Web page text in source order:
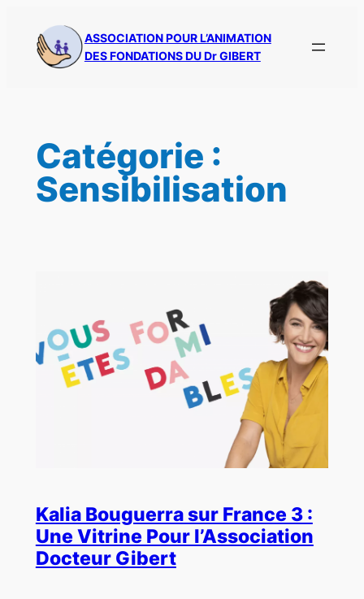
contenu
ASSOCIATION POUR L’ANIMATION
DES FONDATIONS DU Dr GIBERT
Catégorie :
Sensibilisation
Kalia Bouguerra sur France 3 :
Une Vitrine Pour l’Association
Docteur Gibert